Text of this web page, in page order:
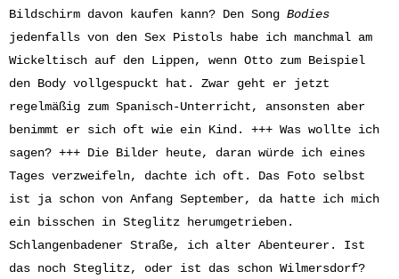
Bildschirm davon kaufen kann? Den Song Bodies
jedenfalls von den Sex Pistols habe ich manchmal am
Wickeltisch auf den Lippen, wenn Otto zum Beispiel
den Body vollgespuckt hat. Zwar geht er jetzt
regelmäßig zum Spanisch-Unterricht, ansonsten aber
benimmt er sich oft wie ein Kind. +++ Was wollte ich
sagen? +++ Die Bilder heute, daran würde ich eines
Tages verzweifeln, dachte ich oft. Das Foto selbst
ist ja schon von Anfang September, da hatte ich mich
ein bisschen in Steglitz herumgetrieben.
Schlangenbadener Straße, ich alter Abenteurer. Ist
das noch Steglitz, oder ist das schon Wilmersdorf?